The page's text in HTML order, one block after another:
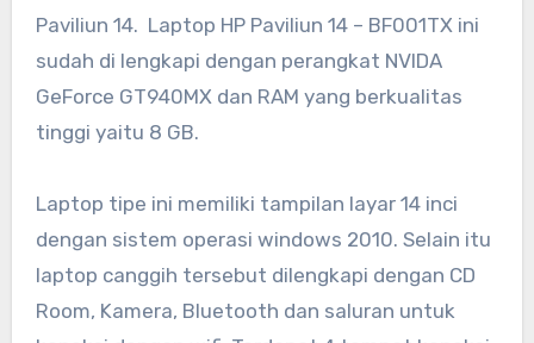
Paviliun 14. Laptop HP Paviliun 14 – BF001TX ini
sudah di lengkapi dengan perangkat NVIDA
GeForce GT940MX dan RAM yang berkualitas
tinggi yaitu 8 GB.
Laptop tipe ini memiliki tampilan layar 14 inci
dengan sistem operasi windows 2010. Selain itu
laptop canggih tersebut dilengkapi dengan CD
Room, Kamera, Bluetooth dan saluran untuk